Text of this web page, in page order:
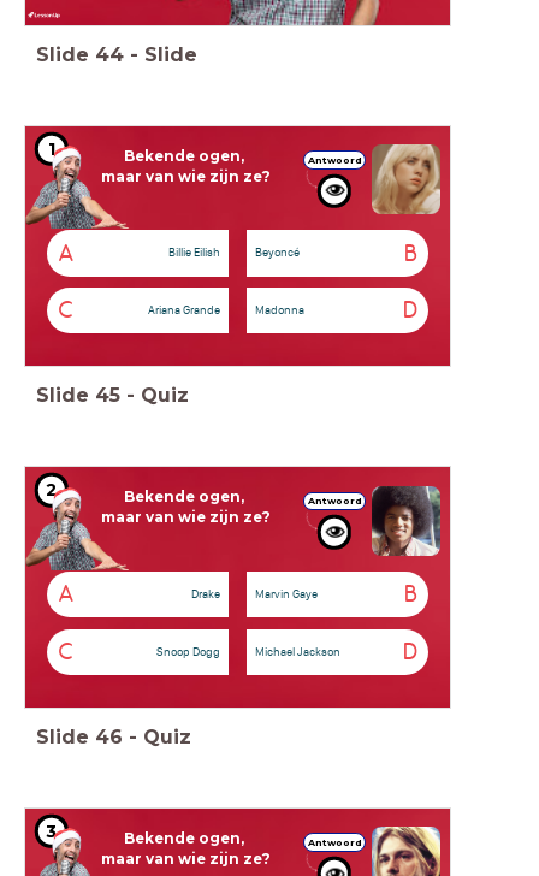
Slide 44 - Slide
1 Antwoord
Bekende ogen,
maar van wie zijn ze?
A Billie Eilish B
Beyoncé
C Ariana Grande D
Madonna
Slide 45 - Quiz
2 Antwoord
Bekende ogen,
maar van wie zijn ze?
A Drake B
Marvin Gaye
C Snoop Dogg D
Michael Jackson
Slide 46 - Quiz
3 Antwoord
Bekende ogen,
maar van wie zijn ze?